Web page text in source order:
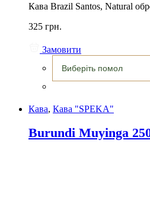
Кава Brazil Santos, Natural
325 грн.
Замовити
Кава, Кава "SPEKA"
Burundi Muyinga